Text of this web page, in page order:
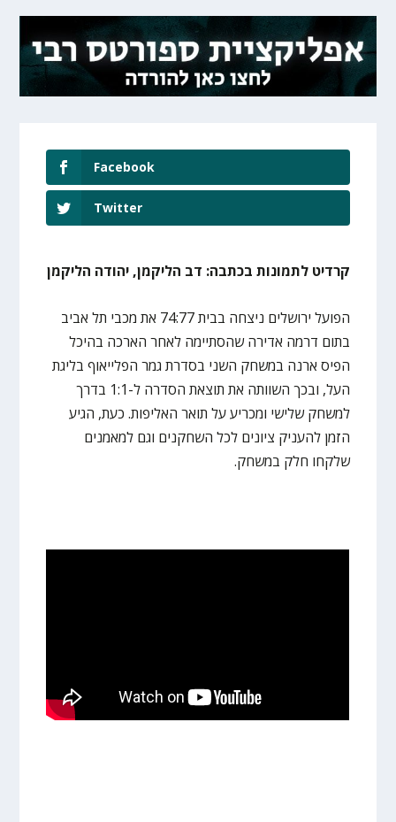
Facebook
Twitter
קרדיט לתמונות בכתבה: דב הליקמן, יהודה הליקמן
הפועל ירושלים ניצחה בבית 74:77 את מכבי תל אביב
בתום דרמה אדירה שהסתיימה לאחר הארכה בהיכל
הפיס ארנה במשחק השני בסדרת גמר הפלייאוף בליגת
העל, ובכך השוותה את תוצאת הסדרה ל-1:1 בדרך
למשחק שלישי ומכריע על תואר האליפות. כעת, הגיע
הזמן להעניק ציונים לכל השחקנים וגם למאמנים
שלקחו חלק במשחק.